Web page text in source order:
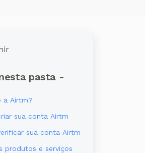
pasta -
a Airtm?
sua conta Airtm
sua conta Airtm
produtos e serviços